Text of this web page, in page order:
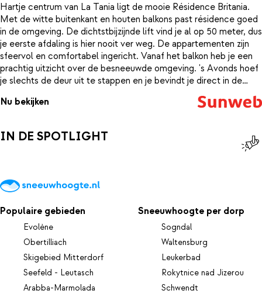
Hartje centrum van La Tania ligt de mooie Résidence Britania.
Met de witte buitenkant en houten balkons past résidence goed
in de omgeving. De dichtstbijzijnde lift vind je al op 50 meter, dus
je eerste afdaling is hier nooit ver weg. De appartementen zijn
sfeervol en comfortabel ingericht. Vanaf het balkon heb je een
prachtig uitzicht over de besneeuwde omgeving. 's Avonds hoef
je slechts de deur uit te stappen en je bevindt je direct in de
restaurants en bars waar je je prima kunt vermaken.
Nu bekijken
IN DE SPOTLIGHT
Populaire gebieden
Evolène
Obertilliach
Skigebied Mitterdorf
Seefeld - Leutasch
Arabba-Marmolada
Sneeuwhoogte per dorp
Sogndal
Waltensburg
Leukerbad
Rokytnice nad Jizerou
Schwendt